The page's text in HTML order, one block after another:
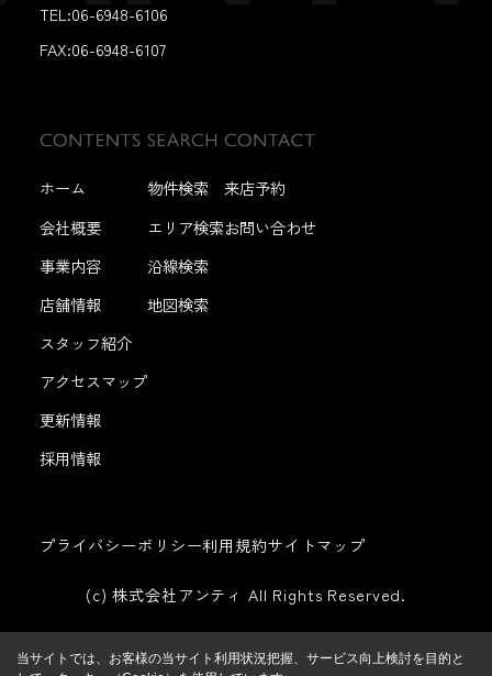
TEL:06-6948-6106
FAX:06-6948-6107
ホーム
会社概要
事業内容
店舗情報
スタッフ紹介
アクセスマップ
更新情報
採用情報
物件検索
エリア検索
沿線検索
地図検索
来店予約
お問い合わせ
プライバシーポリシー利用規約サイトマップ
(c) 株式会社アンティ All Rights Reserved.
当サイトでは、お客様の当サイト利用状況把握、サービス向上検討を目的と